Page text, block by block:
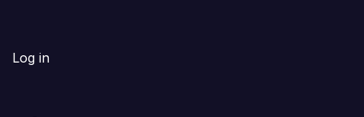
Log in